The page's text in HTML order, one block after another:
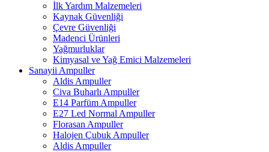
İlk Yardım Malzemeleri
Kaynak Güvenliği
Çevre Güvenliği
Madenci Ürünleri
Yağmurluklar
Kimyasal ve Yağ Emici Malzemeleri
Sanayii Ampuller
Aldis Ampuller
Civa Buharlı Ampuller
E14 Parfüm Ampuller
E27 Led Normal Ampuller
Florasan Ampuller
Halojen Çubuk Ampuller
Aldis Ampuller